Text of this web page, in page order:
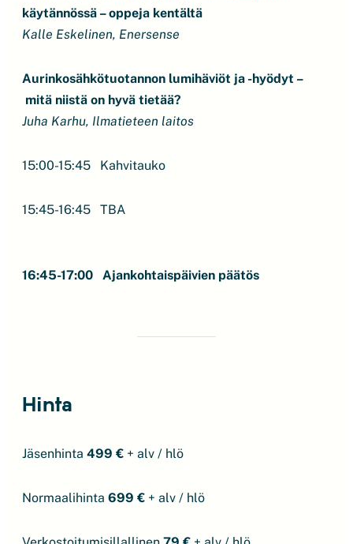
käytännössä – oppeja kentältä
Kalle Eskelinen, Enersense
Aurinkosähkötuotannon lumihäviöt ja -hyödyt –
mitä niistä on hyvä tietää?
Juha Karhu, Ilmatieteen laitos
15:00-15:45 Kahvitauko
15:45-16:45 TBA
16:45-17:00 Ajankohtaispäivien päätös
Hinta
Jäsenhinta 499 € + alv / hlö
Normaalihinta 699 € + alv / hlö